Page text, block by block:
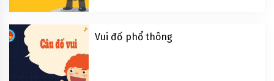
Vui đố phổ thông